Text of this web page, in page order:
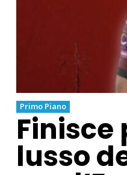
Primo Piano
Finisce
lusso